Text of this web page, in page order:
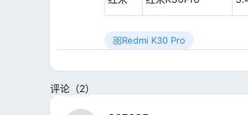
Redmi K30 Pro
评论（2）